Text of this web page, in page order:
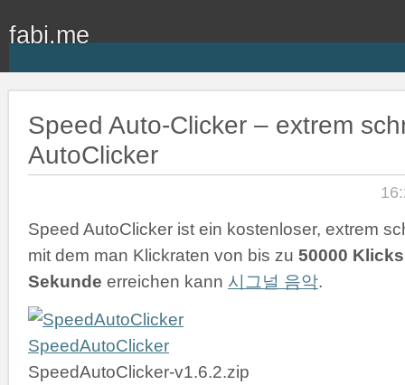
fabi.me
Speed Auto-Clicker – extrem
AutoClicker
Speed AutoClicker ist ein kostenloser, extrem
mit dem man Klickraten von bis zu 50000
Sekunde erreichen kann 시그널 음악.
SpeedAutoClicker
SpeedAutoClicker-v1.6.2.zip